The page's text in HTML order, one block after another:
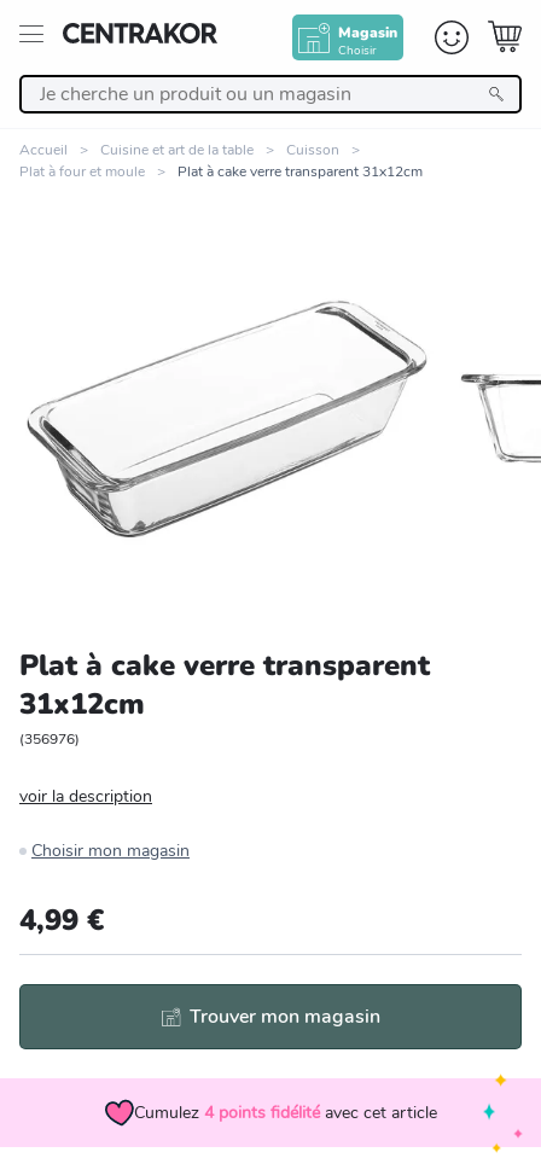
Magasin
Choisir
Linge de maison
Meuble
Cuisine et art de la table
Salle de bain et beauté
Animalerie
Accueil Cuisine et art de la table
Cuisson
Plat à four et moule
Plat à cake verre transparent 31x12cm
Zoomer sur l'image
Plat à cake verre transparent
31x12cm
(356976)
voir la description
Choisir mon magasin
4,99 €
Trouver mon magasin
Cumulez 4 points fidélité avec cet article